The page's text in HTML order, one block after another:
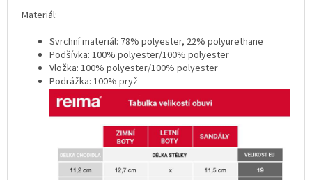
Materiál:
Svrchní materiál: 78% polyester, 22% polyurethane
Podšívka: 100% polyester/100% polyester
Vložka: 100% polyester/100% polyester
Podrážka: 100% pryž